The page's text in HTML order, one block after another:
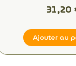
Espace en31,20
Ajouter au